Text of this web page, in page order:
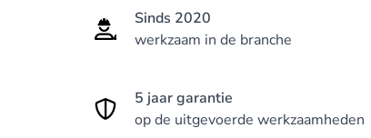
Sinds 2020
werkzaam in de branche
5 jaar garantie
op de uitgevoerde werkzaamheden